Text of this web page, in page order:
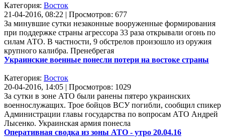
Категория: Восток
21-04-2016, 08:22 | Просмотров: 677
За минувшие сутки незаконные вооруженные формирования
при поддержке страны агрессора 33 раза открывали огонь по
силам АТО. В частности, 9 обстрелов произошло из оружия
крупного калибра. Пренебрегая
Украинские военные понесли потери на востоке страны
Категория: Восток
20-04-2016, 14:05 | Просмотров: 1029
За сутки в зоне АТО были ранены пятеро украинских
военнослужащих. Трое бойцов ВСУ погибли, сообщил спикер
Администрации главы государства по вопросам АТО Андрей
Лысенко. Украинская армия понесла
Оперативная сводка из зоны АТО - утро 20.04.16